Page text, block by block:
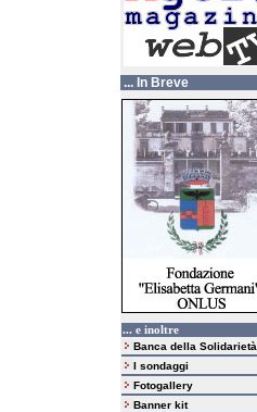
... In Breve
... e inoltre
Banca della Solidarietà
I sondaggi
Fotogallery
Banner kit